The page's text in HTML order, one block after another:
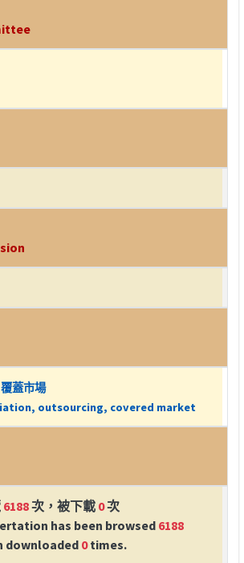
蓋市場
outsourcing, covered market
6188次，被下載 0次
has been browsed 6188
downloaded 0times.